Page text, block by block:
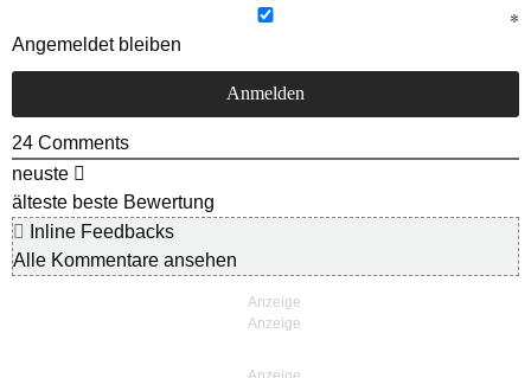
Angemeldet bleiben
24 Comments
neuste
älteste beste Bewertung
Inline Feedbacks
Alle Kommentare ansehen